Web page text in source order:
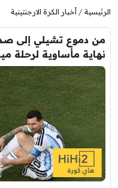
الرئيسية أخبار الكرة الارجنتينية
من دموع تشيلي إلى
نهاية مأساوية لرحلة